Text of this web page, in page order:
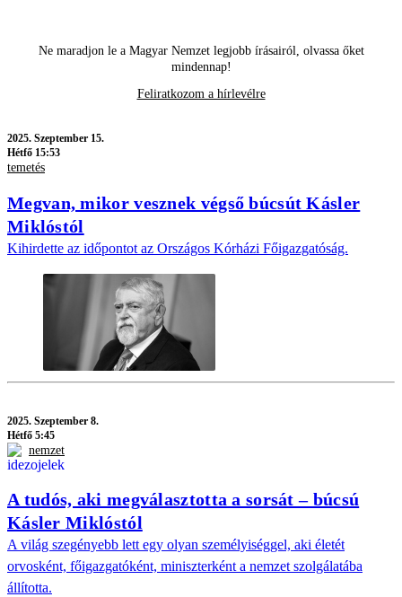
Ne maradjon le a Magyar Nemzet legjobb írásairól, olvassa őket
mindennap!
Feliratkozom a hírlevélre
2025. Szeptember 15.
Hétfő 15:53
temetés
Megvan, mikor vesznek végső búcsút Kásler
Miklóstól
Kihirdette az időpontot az Országos Kórházi Főigazgatóság.
2025. Szeptember 8.
Hétfő 5:45
nemzet
A tudós, aki megválasztotta a sorsát – búcsú
Kásler Miklóstól
A világ szegényebb lett egy olyan személyiséggel, aki életét
orvosként, főigazgatóként, miniszterként a nemzet szolgálatába
állította.